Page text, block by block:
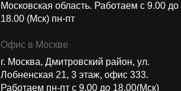
Московская область. Работаем с 9.00 до
18.00 (Мск) пн-пт
Офис в Москве
г. Москва, Дмитровский район, ул.
Лобненская 21​, 3 этаж, офис 333.
Работаем пн-пт c 9.00 до 18.00(Мск)